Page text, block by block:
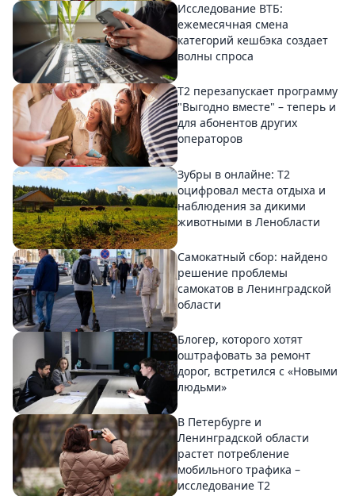
Исследование ВТБ:
ежемесячная смена
категорий кешбэка создает
волны спроса
Т2 перезапускает программу
"Выгодно вместе" – теперь и
для абонентов других
операторов
Зубры в онлайне: Т2
оцифровал места отдыха и
наблюдения за дикими
животными в Ленобласти
Самокатный сбор: найдено
решение проблемы
самокатов в Ленинградской
области
Блогер, которого хотят
оштрафовать за ремонт
дорог, встретился с «Новыми
людьми»
В Петербурге и
Ленинградской области
растет потребление
мобильного трафика –
исследование T2